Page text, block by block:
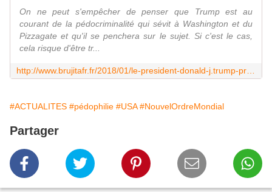
On ne peut s'empêcher de penser que Trump est au
courant de la pédocriminalité qui sévit à Washington et du
Pizzagate et qu'il se penchera sur le sujet. Si c'est le cas,
cela risque d'être tr...
#ACTUALITES #pédophilie #USA #NouvelOrdreMondial
Partager